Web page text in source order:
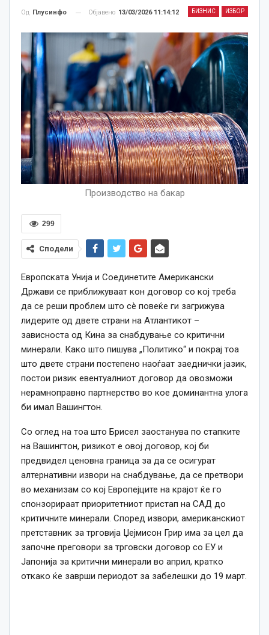
БИЗНИС ИЗБОР
Од Плусинфо Објавено 13/03/2026 11:14:12
Производство на бакар
299
Сподели
Европската Унија и Соединетите Американски
Држави се приближуваат кон договор со кој треба
да се реши проблем што сè повеќе ги загрижува
лидерите од двете страни на Атлантикот –
зависноста од Кина за снабдување со критични
минерали. Како што пишува „Политико“ и покрај тоа
што двете страни постепено наоѓаат заеднички јазик,
постои ризик евентуалниот договор да овозможи
нерамноправно партнерство во кое доминантна улога
би имал Вашингтон.
Со оглед на тоа што Брисел заостанува по стапките
на Вашингтон, ризикот е овој договор, кој би
предвидел ценовна граница за да се осигурат
алтернативни извори на снабдување, да се претвори
во механизам со кој Европејците на крајот ќе го
спонзорираат приоритетниот пристап на САД до
критичните минерали. Според извори, американскиот
претставник за трговија Џејмисон Грир има за цел да
започне преговори за трговски договор со ЕУ и
Јапонија за критични минерали во април, кратко
откако ќе заврши периодот за забелешки до 19 март.